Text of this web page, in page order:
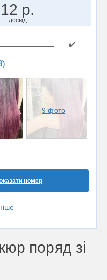
12 р.
досвід
✔️
9 фото
номер
поряд зі